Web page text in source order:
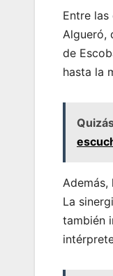
Entre
Algueró,
de
hasta la
La
también